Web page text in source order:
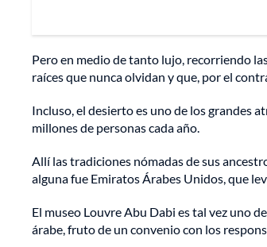
Pero en medio de tanto lujo, recorriendo
raíces que nunca olvidan y que, por el
Incluso, el desierto es uno de los grandes
millones de personas cada año.
Allí las tradiciones nómadas de sus
alguna fue Emiratos Árabes Unidos, que
El museo Louvre Abu Dabi es tal vez uno
árabe, fruto de un convenio con los